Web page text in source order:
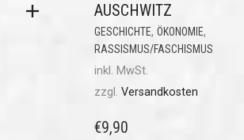
AUSCHWITZ
GESCHICHTE, ÖKONOMIE,
RASSISMUS/FASCHISMUS
inkl. MwSt.
zzgl. Versandkosten
€9,90